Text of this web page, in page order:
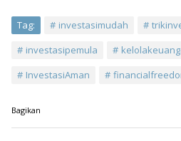
Tag: investasimudah
investasipemula
InvestasiAman
Bagikan